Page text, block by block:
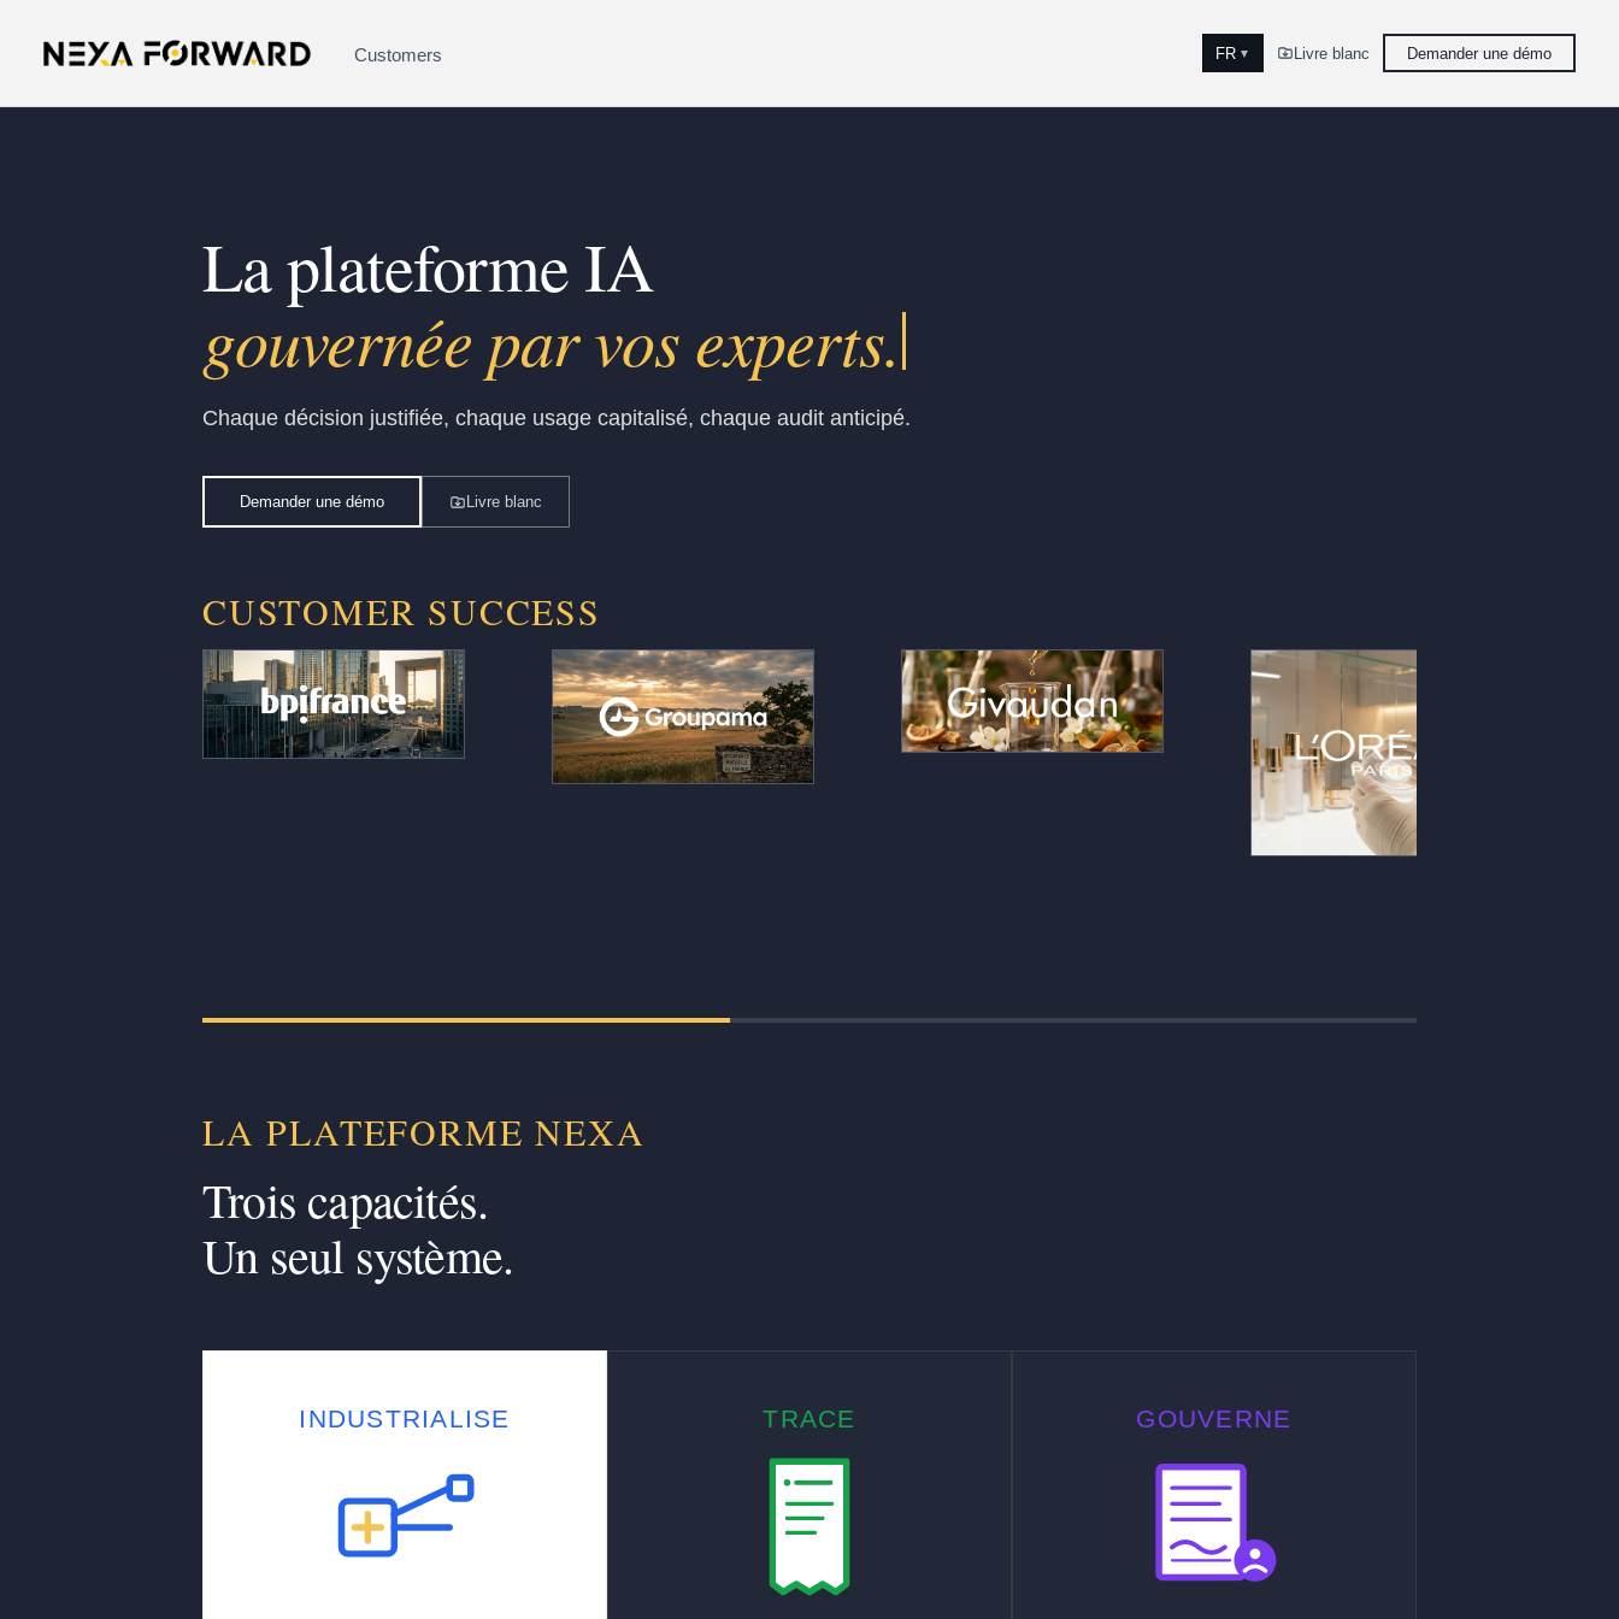
Customers FR ▼ Livre blanc Demander une démo
La plateforme IA
gouvernée par vos experts.
Chaque décision justifiée, chaque usage capitalisé, chaque audit anticipé.
Demander une démo Livre blanc
CUSTOMER SUCCESS
Le contrôle de gestion produit ses
Les retours consommateurs,
texture, parfum, ressenti, sont lus à
l’échelle et transformés en signaux
exploitables : l’innovation produit et
les décisions marketing s’appuient
LA PLATEFORME NEXA
Trois capacités.
Un seul système.
INDUSTRIALISE TRACE GOUVERNE